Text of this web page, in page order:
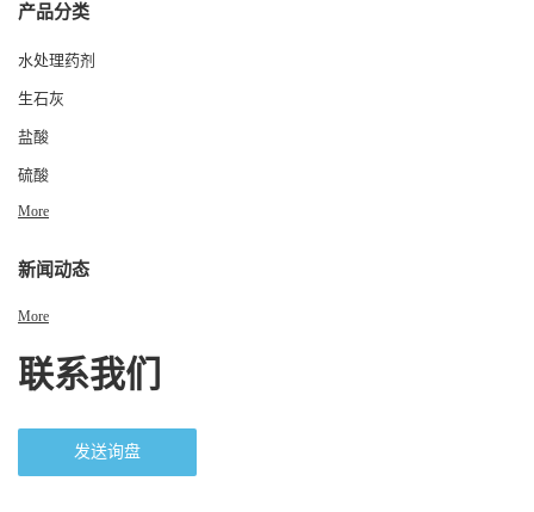
产品分类
水处理药剂
生石灰
盐酸
硫酸
More
新闻动态
More
联系我们
发送询盘